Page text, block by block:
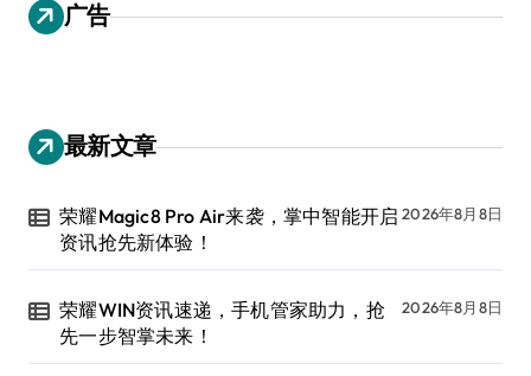
广告
最新文章
荣耀Magic8 Pro Air来袭，掌中智能开启
资讯抢先新体验！
2026年8月8日
荣耀WIN资讯速递，手机管家助力，抢
先一步智掌未来！
2026年8月8日